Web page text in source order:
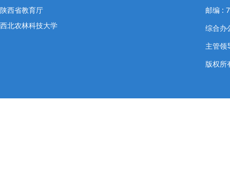
陕西省教育厅
西北农林科技大学
邮编 :
综合办
主管
版权